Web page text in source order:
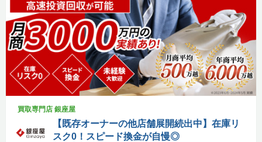
買取専門店 銀座屋
【既存オーナーの他店舗展開続出中】在庫リ
スク0！スピード換金が自慢◎